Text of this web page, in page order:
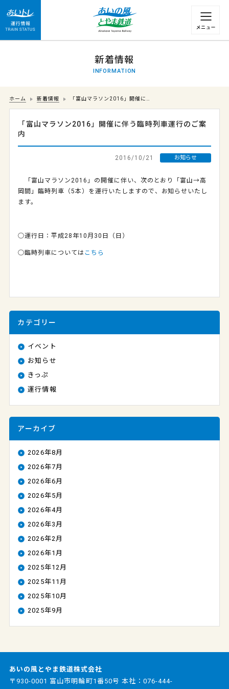
運行情報 列車の遅れ情報等についてはこちら
新着情報
INFORMATION
ホーム 新着情報 「富山マラソン2016」開催に…
「富山マラソン2016」開催に伴う臨時列車運行のご案
内
2016/10/21 お知らせ
「富山マラソン2016」の開催に伴い、次のとおり「富山→高
岡間」臨時列車（5本）を運行いたしますので、お知らせいたし
ます。
○運行日：平成28年10月30日（日）
○臨時列車については こちら
カテゴリー
イベント
お知らせ
きっぷ
運行情報
アーカイブ
2026年8月
2026年7月
2026年6月
2026年5月
2026年4月
2026年3月
2026年2月
2026年1月
2025年12月
2025年11月
2025年10月
2025年9月
あいの風とやま鉄道株式会社
〒930-0001 富山市明輪町1番50号 本社： 076-444-